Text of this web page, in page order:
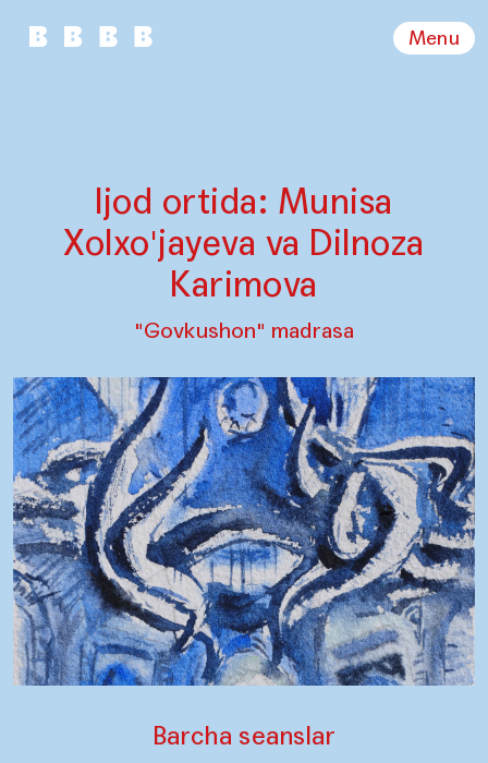
Menu
Ijod ortida: Munisa
Xolxo'jayeva va Dilnoza
Karimova
"Govkushon" madrasa
Barcha seanslar